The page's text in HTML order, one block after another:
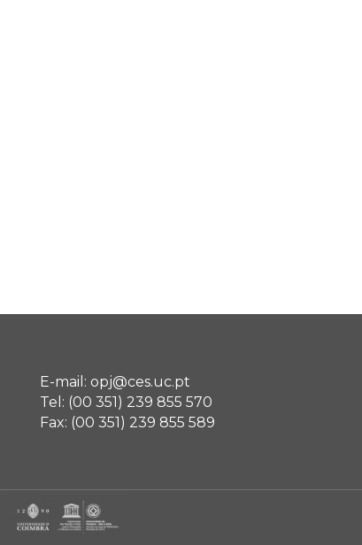
E-mail: opj@ces.uc.pt
Tel: (00 351) 239 855 570
Fax: (00 351) 239 855 589